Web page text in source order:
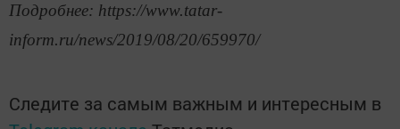
Подробнее: https://www.tatar-
inform.ru/news/2019/08/20/659970/
Следите за самым важным и интересным в